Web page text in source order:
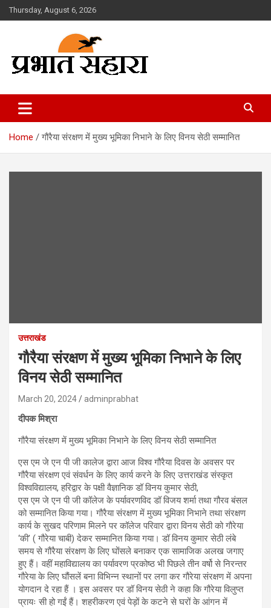
Skip
to
Thursday, August 6, 2026
Prabhat Sahara
Home गौरैया संरक्षण में मुख्य भूमिका निभाने के लिए विनय सेठी सम्मानित
उत्तराखंड
गौरैया संरक्षण में मुख्य भूमिका निभाने के लिए
विनय सेठी सम्मानित
March 20, 2024 adminprabhat
दीपक मिश्रा
गौरैया संरक्षण में मुख्य भूमिका निभाने के लिए विनय सेठी सम्मानित
एस एम जे एन पी जी कालेज द्वारा आज विश्व गौरैया दिवस के अवसर पर
गौरैया संरक्षण एवं संवर्धन के लिए कार्य करने के लिए उत्तराखंड संस्कृत
विश्वविद्यालय, हरिद्वार के पक्षी वैज्ञानिक डॉ विनय कुमार सेठी,
एस एम जे एन पी जी कॉलेज के पर्यावरणविद डॉ विजय शर्मा तथा गौरव बंसल
को सम्मानित किया गया। गौरैया संरक्षण में मुख्य भूमिका निभाने तथा संरक्षण
कार्य के सुखद परिणाम मिलने पर कॉलेज परिवार द्वारा विनय सेठी को गौरेया
‘की’ ( गौरेया चाबी) देकर सम्मानित किया गया। डॉ विनय कुमार सेठी लंबे
समय से गौरैया संरक्षण के लिए घोंसले बनाकर एक सामाजिक अलख जगाए
हुए हैं। वहीं महाविद्यालय का पर्यावरण प्रकोष्ठ भी पिछले तीन वर्षो से निरन्तर
गौरेया के लिए घौंसलें बना विभिन्न स्थानों पर लगा कर गौरेया संरक्षण में अपना
योगदान दे रहा हैं । इस अवसर पर डॉ विनय सेठी ने कहा कि गौरेया विलुप्त
प्रायः सी हो गईं हैं। शहरीकरण एवं पेड़ों के कटने से घरों के आंगन में